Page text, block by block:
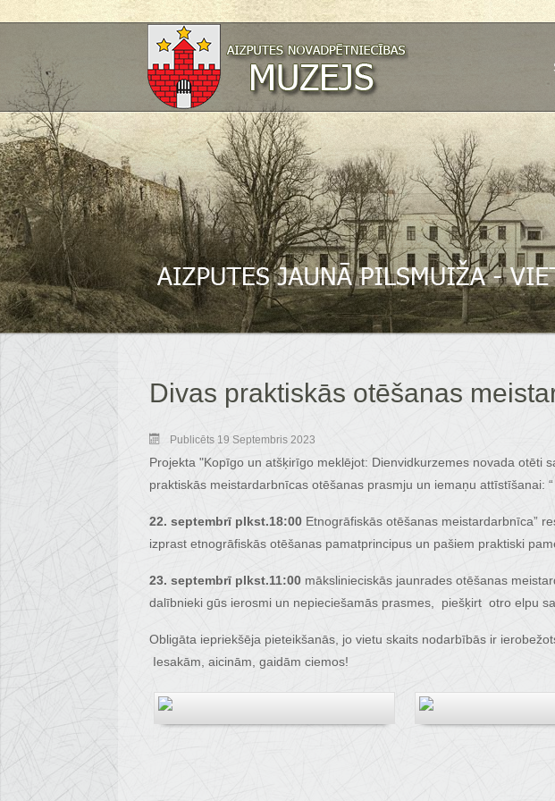
Divas praktiskās otēšanas
Publicēts 19 Septembris 2023
Projekta "Kopīgo un atšķirīgo meklējot: Dienvidkurzemes novada otēti
praktiskās meistardarbnīcas otēšanas prasmju un iemaņu attīstīšanai: “
22. septembrī plkst.18:00 Etnogrāfiskās otēšanas meistardarbnīca”
izprast etnogrāfiskās otēšanas pamatprincipus un pašiem praktiski
23. septembrī plkst.11:00 mākslinieciskās jaunrades otēšanas
dalībnieki gūs ierosmi un nepieciešamās prasmes, piešķirt otro elpu
Obligāta iepriekšēja pieteikšanās, jo vietu skaits nodarbībās ir
Iesakām, aicinām, gaidām ciemos!